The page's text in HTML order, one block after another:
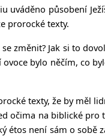
uváděno působení
prorocké texty.
změnit? Jak si to
bylo něčím, co
texty, že by měl
na biblické pro
étos není sám o